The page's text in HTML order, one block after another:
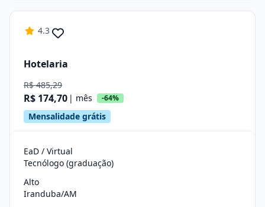
4.3
Hotelaria
R$ 485,29
R$ 174,70 | mês -64%
Mensalidade grátis
EaD / Virtual
Tecnólogo (graduação)
Alto
Iranduba/AM